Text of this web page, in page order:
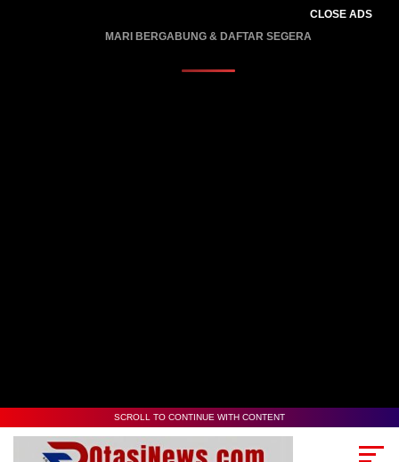
CLOSE ADS
MARI BERGABUNG & DAFTAR SEGERA
SCROLL TO CONTINUE WITH CONTENT